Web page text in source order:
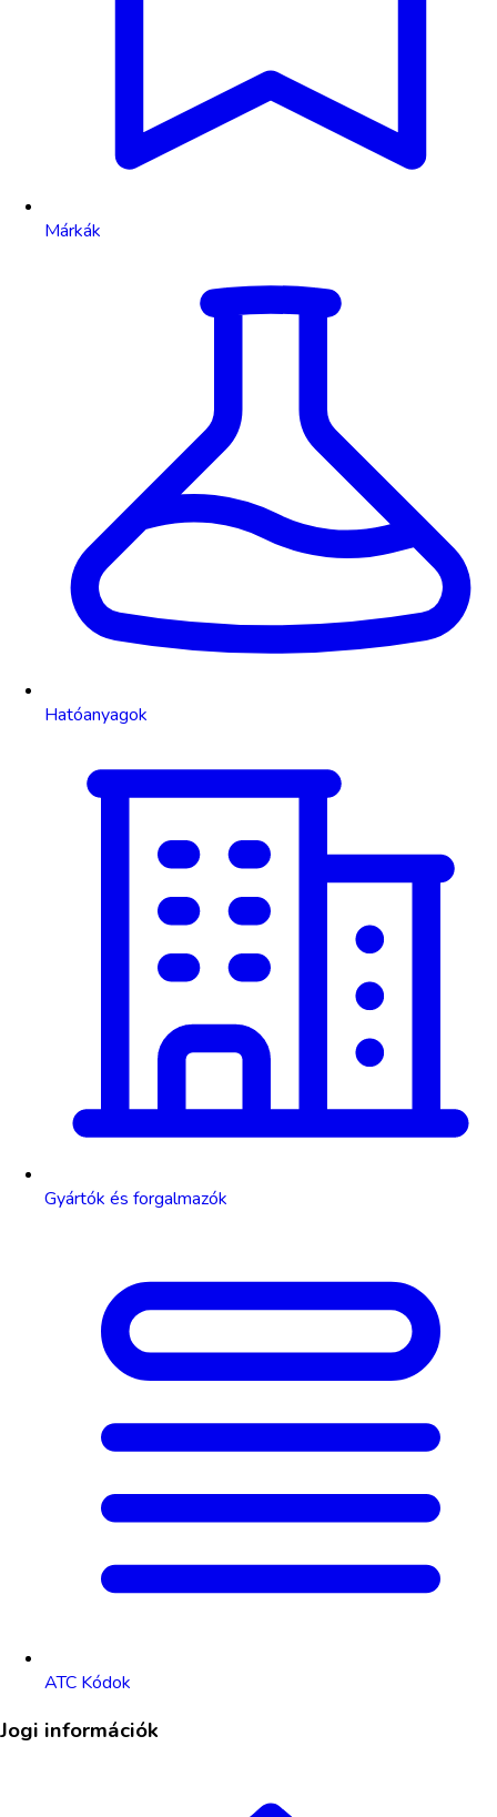
Márkák
Hatóanyagok
Gyártók és forgalmazók
ATC Kódok
Jogi információk